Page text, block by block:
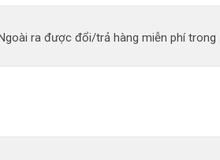
ra được đổi/trả hàng miễn phí trong